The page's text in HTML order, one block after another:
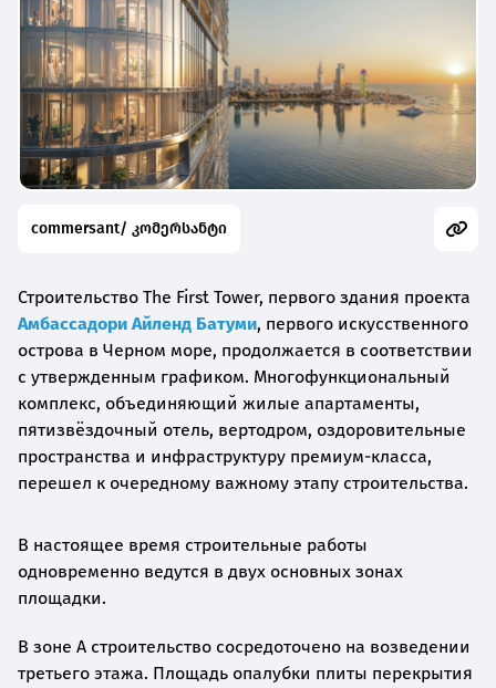
commersant/ კომერსანტი
Строительство The First Tower, первого здания проекта
Амбассадори Айленд Батуми, первого искусственного
острова в Черном море, продолжается в соответствии
с утвержденным графиком. Многофункциональный
комплекс, объединяющий жилые апартаменты,
пятизвёздочный отель, вертодром, оздоровительные
пространства и инфраструктуру премиум-класса,
перешел к очередному важному этапу строительства.
В настоящее время строительные работы
одновременно ведутся в двух основных зонах
площадки.
В зоне A строительство сосредоточено на возведении
третьего этажа. Площадь опалубки плиты перекрытия